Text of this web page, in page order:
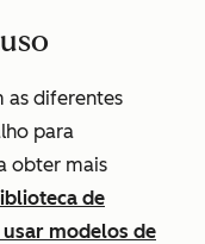
as diferentes
para
obter mais
de
modelos de